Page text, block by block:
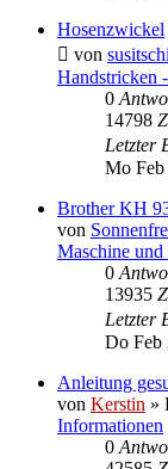
Hosenzwickel
von
Handstricken
0
14798
Letzter
Mo Feb
Brother KH
von
Maschine
0
13935
Letzter
Do Feb
Anleitung
von Kerstin »
Informationen
0